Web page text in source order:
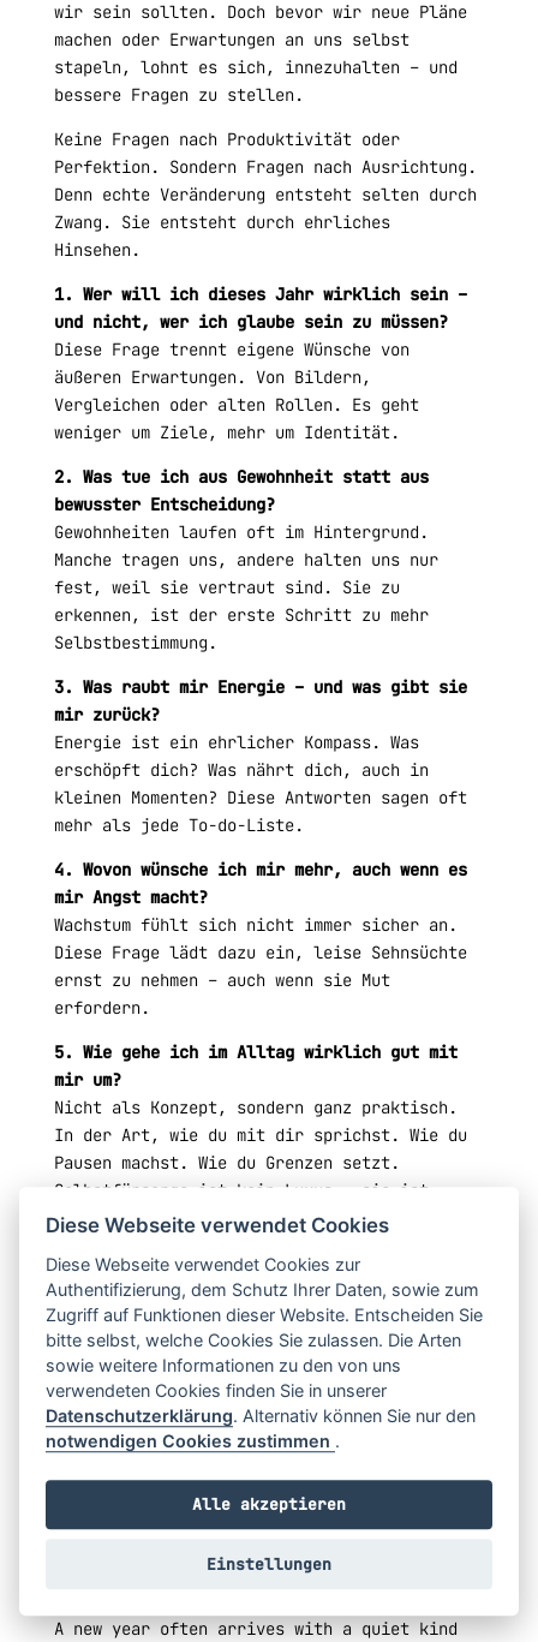
wir sein sollten. Doch bevor wir neue Pläne
machen oder Erwartungen an uns selbst
stapeln, lohnt es sich, innezuhalten – und
bessere Fragen zu stellen.
Keine Fragen nach Produktivität oder
Perfektion. Sondern Fragen nach Ausrichtung.
Denn echte Veränderung entsteht selten durch
Zwang. Sie entsteht durch ehrliches
Hinsehen.
1. Wer will ich dieses Jahr wirklich sein –
und nicht, wer ich glaube sein zu müssen?
Diese Frage trennt eigene Wünsche von
äußeren Erwartungen. Von Bildern,
Vergleichen oder alten Rollen. Es geht
weniger um Ziele, mehr um Identität.
2. Was tue ich aus Gewohnheit statt aus
bewusster Entscheidung?
Gewohnheiten laufen oft im Hintergrund.
Manche tragen uns, andere halten uns nur
fest, weil sie vertraut sind. Sie zu
erkennen, ist der erste Schritt zu mehr
Selbstbestimmung.
3. Was raubt mir Energie – und was gibt sie
mir zurück?
Energie ist ein ehrlicher Kompass. Was
erschöpft dich? Was nährt dich, auch in
kleinen Momenten? Diese Antworten sagen oft
mehr als jede To-do-Liste.
4. Wovon wünsche ich mir mehr, auch wenn es
mir Angst macht?
Wachstum fühlt sich nicht immer sicher an.
Diese Frage lädt dazu ein, leise Sehnsüchte
ernst zu nehmen – auch wenn sie Mut
erfordern.
5. Wie gehe ich im Alltag wirklich gut mit
mir um?
Nicht als Konzept, sondern ganz praktisch.
In der Art, wie du mit dir sprichst. Wie du
Pausen machst. Wie du Grenzen setzt.
Selbstfürsorge ist kein Luxus – sie ist
Grundlage.
Ein neues Jahr braucht kein neues Ich. Es
lädt zu einem ehrlicheren ein.
Du musst diese Fragen nicht sofort
beantworten. Lass sie wirken. Komm zu ihnen
zurück. Erlaube ihnen, sich zu verändern.
Manchmal beginnt alles mit einer einfachen
Entscheidung: zuzuhören.
5 THINGS TO ASK
YOURSELF AS THE
NEW YEAR BEGINS
A new year often arrives with a quiet kind
Diese Webseite verwendet Cookies
Diese Webseite verwendet Cookies zur
Authentifizierung, dem Schutz Ihrer Daten, sowie zum
Zugriff auf Funktionen dieser Website. Entscheiden Sie
bitte selbst, welche Cookies Sie zulassen. Die Arten
sowie weitere Informationen zu den von uns
verwendeten Cookies finden Sie in unserer
Datenschutzerklärung. Alternativ können Sie nur den
notwendigen Cookies zustimmen .
Alle akzeptieren
Einstellungen